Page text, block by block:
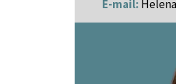
E-mail: